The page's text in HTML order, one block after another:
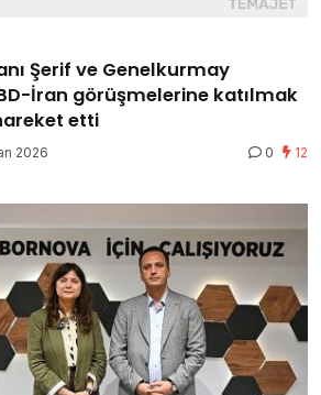
Şerif ve Genelkurmay
İran görüşmelerine katılmak
etti
2026 0 12